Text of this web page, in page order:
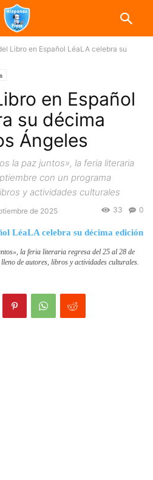
Libro en Español LéaLA celebra su
en Español
su décima
Ángeles
la paz juntos», la feria literaria
con un programa
y actividades culturales
de 2025 0
33
la feria literaria regresa del 25 al 28 de
de autores, libros y actividades culturales.